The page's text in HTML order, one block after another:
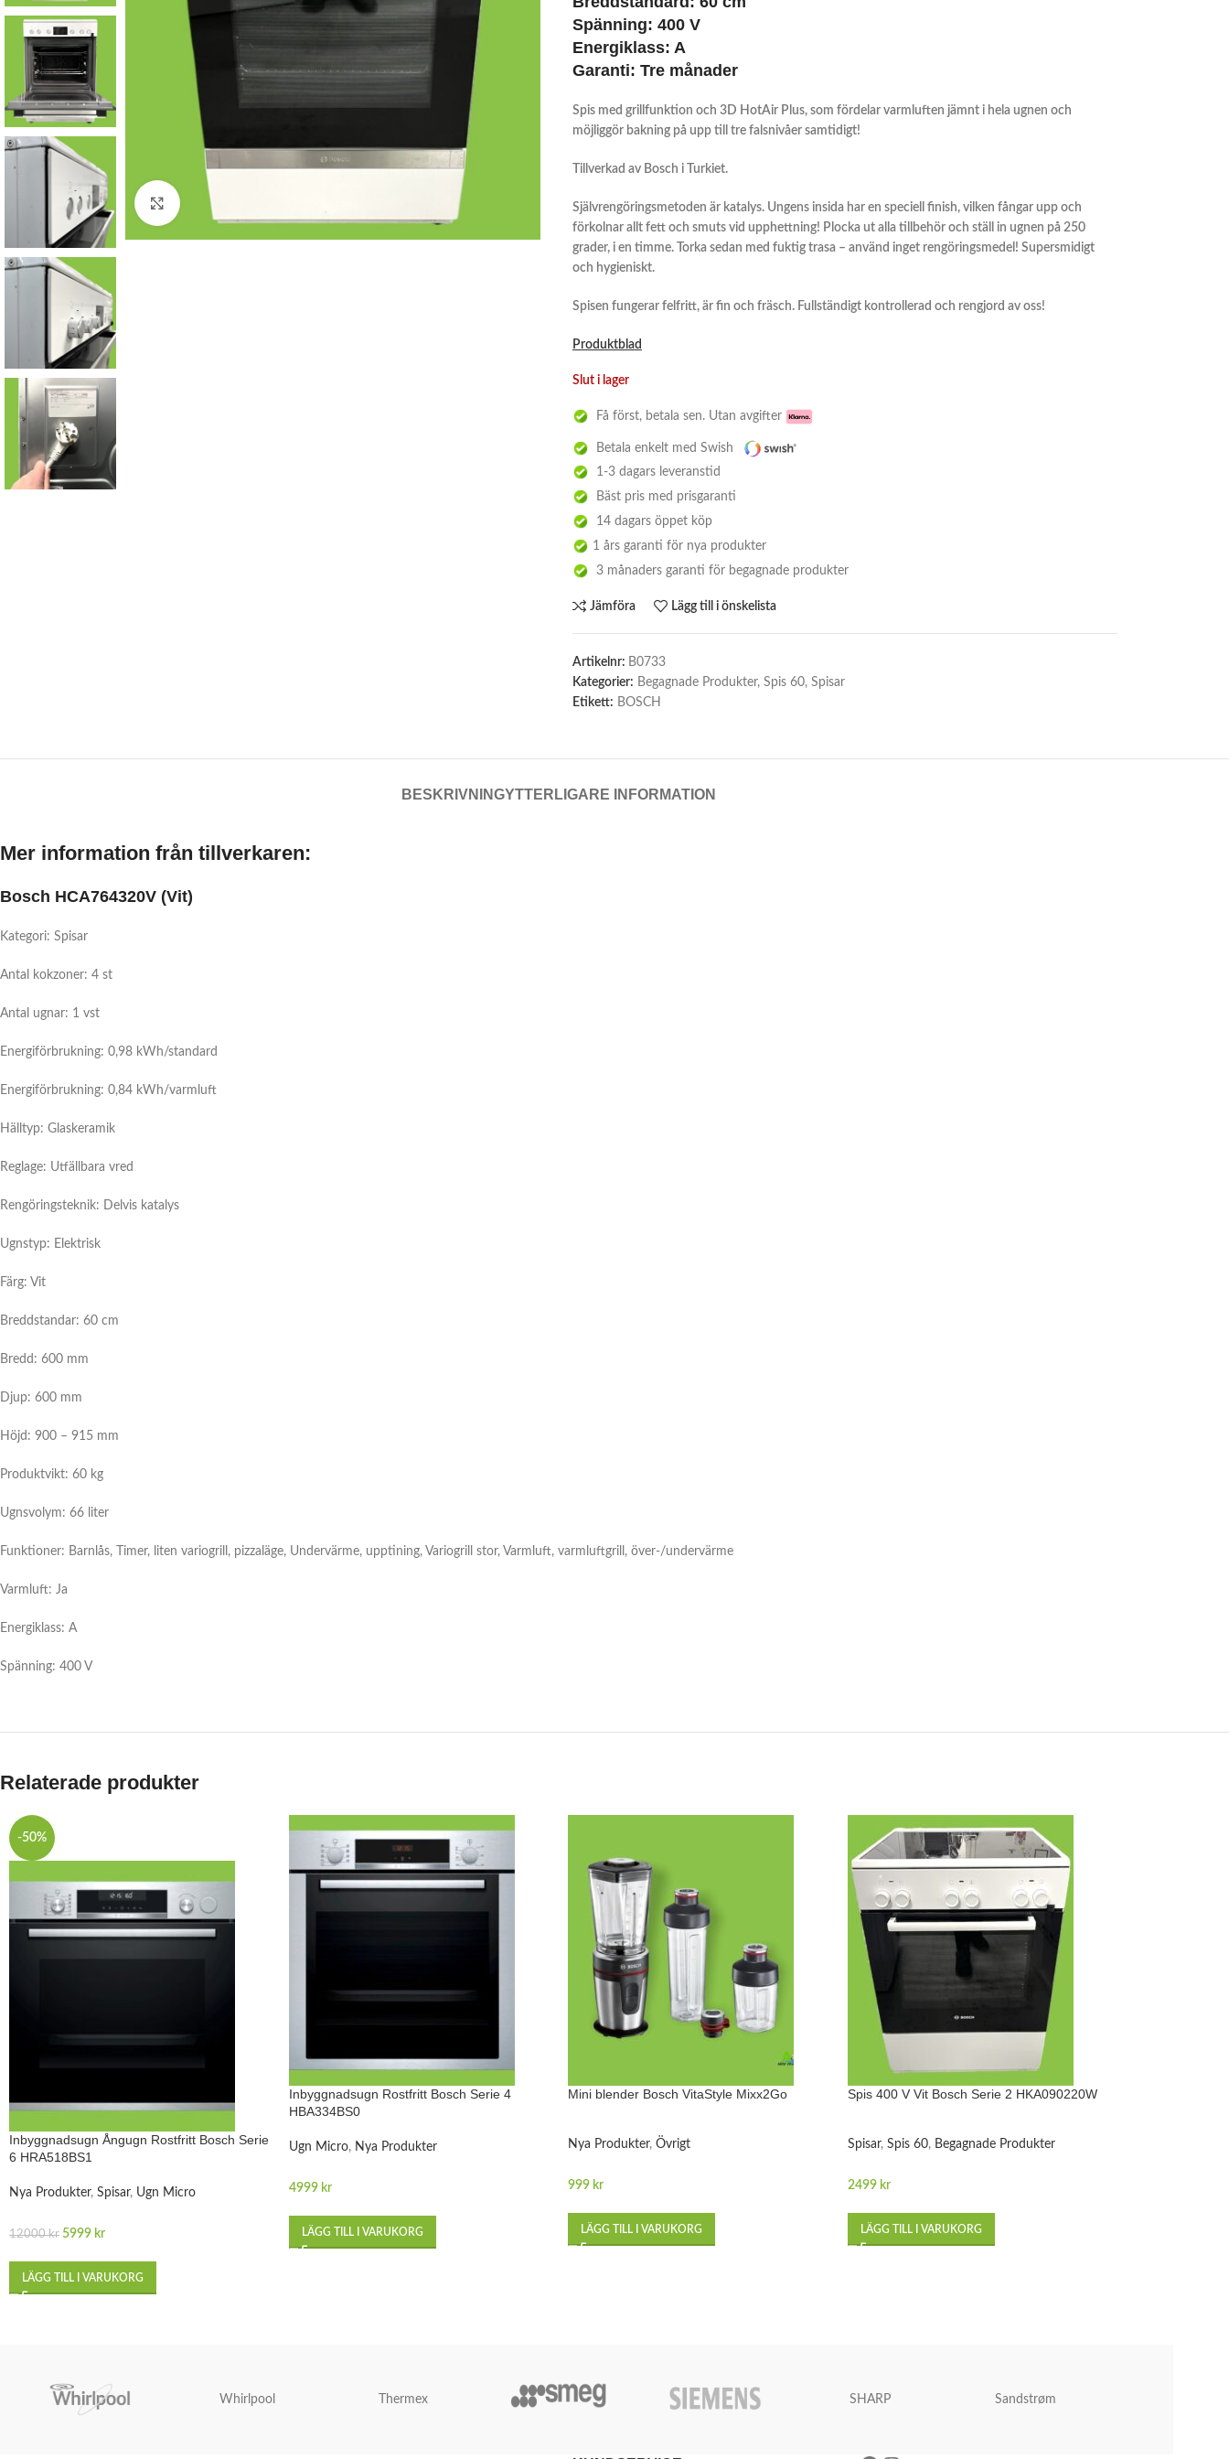
Click to enlarge
Spänning: 400 V
Energiklass: A
Garanti: Tre månader
Spis med grillfunktion och 3D HotAir Plus, som fördelar varmluften jämnt i hela ugnen och
möjliggör bakning på upp till tre falsnivåer samtidigt!
illverkad av Bosch i Turkiet.
Självrengöringsmetoden är katalys. Ungens insida har en speciell finish, vilken fångar upp och
förkolnar allt fett och smuts vid upphettning! Plocka ut alla tillbehör och ställ in ugnen på 250
grader, i en timme. Torka sedan med fuktig trasa – använd inget rengöringsmedel! Supersmidigt
och hygieniskt.
Spisen fungerar felfritt, är fin och fräsch. Fullständigt kontrollerad och rengjord av oss!
Produktblad
Slut i lager
Få först, betala sen. Utan avgifter
Betala enkelt med Swish
1-3 dagars leveranstid
Bäst pris med prisgaranti
14 dagars öppet köp
1 års garanti för nya produkter
3 månaders garanti för begagnade produkter
Jämföra Lägg till i önskelista
Artikelnr: B0733
Kategorier: Begagnade Produkter, Spis 60, Spisar
Etikett: BOSCH
BESKRIVNINGYTTERLIGARE INFORMATION
Mer information från tillverkaren:
Bosch HCA764320V (Vit)
Kategori: Spisar
Antal kokzoner: 4 st
Antal ugnar: 1 vst
Energiförbrukning: 0,98 kWh/standard
Energiförbrukning: 0,84 kWh/varmluft
Hälltyp: Glaskeramik
Reglage: Utfällbara vred
Rengöringsteknik: Delvis katalys
Ugnstyp: Elektrisk
Färg: Vit
Breddstandar: 60 cm
Bredd: 600 mm
Djup: 600 mm
Höjd: 900 – 915 mm
Produktvikt: 60 kg
Ugnsvolym: 66 liter
Funktioner: Barnlås, Timer, liten variogrill, pizzaläge, Undervärme, upptining, Variogrill stor, Varmluft, varmluftgrill, över-/undervärme
Varmluft: Ja
Energiklass: A
Spänning: 400 V
Relaterade produkter
-50%
Inbyggnadsugn Ångugn Rostfritt Bosch Serie
6 HRA518BS1
Nya Produkter, Spisar, Ugn Micro
12000kr 5999 kr
LÄGG TILL I VARUKORG
Inbyggnadsugn Rostfritt Bosch Serie 4
HBA334BS0
Ugn Micro, Nya Produkter
4999 kr
LÄGG TILL I VARUKORG
Mini blender Bosch VitaStyle Mixx2Go
Nya Produkter, Övrigt
999 kr
LÄGG TILL I VARUKORG
Spis 400 V Vit Bosch Serie 2 HKA090220W
Spisar, Spis 60, Begagnade Produkter
2499 kr
LÄGG TILL I VARUKORG
Whirlpool Thermex SHARP Sandstrøm